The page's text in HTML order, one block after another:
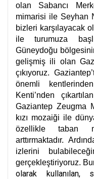
olan Sabancı
mimarisi ile Seyhan
bizleri karşılayacak
ile turumuza
Güneydoğu
gelişmiş ili olan
çıkıyoruz.
önemli
Kenti’nden
Gaziantep Zeugma
kızı mozaiği ile
özellikle taban
arttırmaktadır.
izlerini
gerçekleştiriyoruz.
olarak kullanılan,